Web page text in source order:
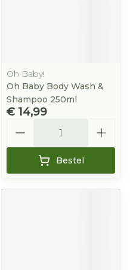
Oh Baby!
Oh Baby Body Wash &
Shampoo 250ml
€ 14,99
Bestel